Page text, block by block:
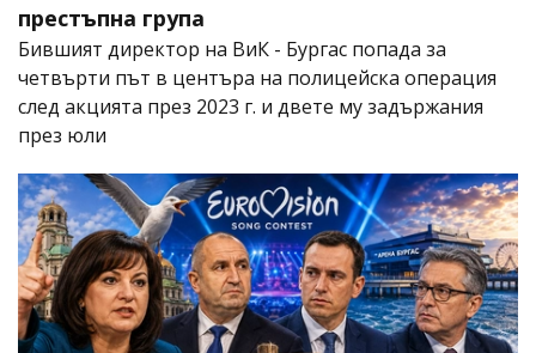
престъпна група
Бившият директор на ВиК - Бургас попада за
четвърти път в центъра на полицейска операция
след акцията през 2023 г. и двете му задържания
през юли